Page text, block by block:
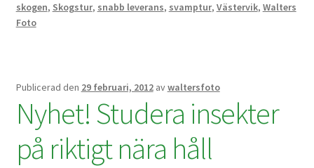
Handkikare
Kikare Tillbehör
Step-ringar
DVD/CD/Tape
skogen, Skogstur, snabb leverans, svamptur, Västervik, Walters
Foto
Publicerad den 29 februari, 2012 avwaltersfoto
Nyhet! Studera insekter
på riktigt nära håll